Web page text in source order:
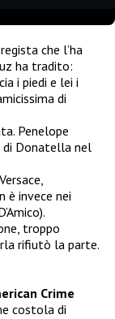
che l’ha
ha tradito:
i piedi e lei i
di
Penelope
Donatella nel
è invece nei
troppo
rifiutò la parte.
Crime
costola di